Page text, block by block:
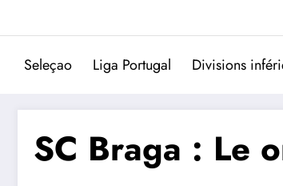
Seleçao Liga Portugal Divisions
SC Braga : Le